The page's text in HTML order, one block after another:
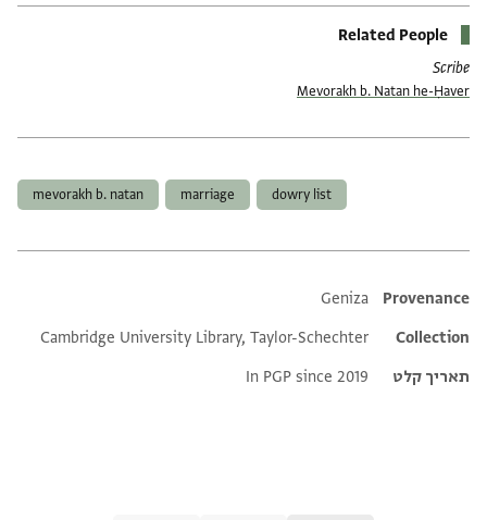
Related People
Scribe
Mevorakh b. Natan he-Ḥaver
dowry list
marriage
mevorakh b. natan
Additional metadata
Provenance
Geniza
Collection
Cambridge University Library, Taylor-Schechter
תאריך קלט
In PGP since 2019